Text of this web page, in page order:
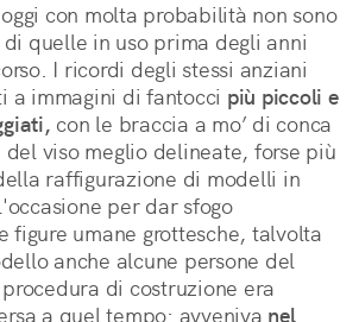
con molta probabilità non sono
quelle in uso prima degli anni
I ricordi degli stessi anziani
a immagini di fantocci più piccoli e
con le braccia a mo’ di conca
viso meglio delineate, forse più
raffigurazione di modelli in
per dar sfogo
figure umane grottesche, talvolta
anche alcune persone del
di costruzione era
a quel tempo: avveniva nel